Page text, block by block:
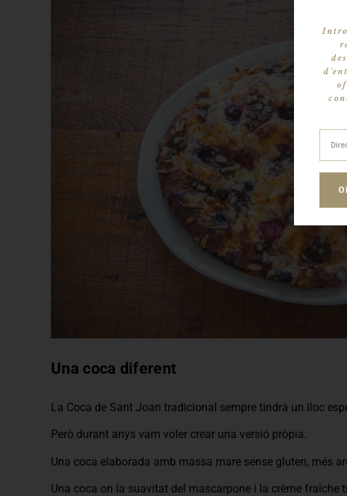
Una coca diferent
La Coca de Sant Joan tradicional sempre tindrà un lloc
Però durant anys vam voler crear una versió pròpia.
Una coca elaborada amb massa mare sense gluten, més
Una coca on la suavitat del mascarpone i la crème fraîche